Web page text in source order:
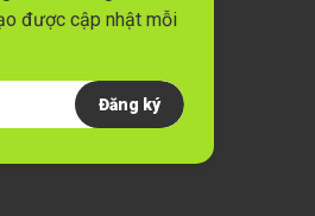
được cập nhật mỗi
Đăng ký